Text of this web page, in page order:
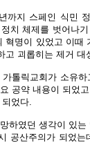
까지 스페인 식민
치 체제를 벗어나
혁명이 있었고 이때
고 괴롭히는 제거 대
톨릭교회가 소유
공약 내용이 되었
었다.
하였던 생각이 있는
공산주의가 되었는